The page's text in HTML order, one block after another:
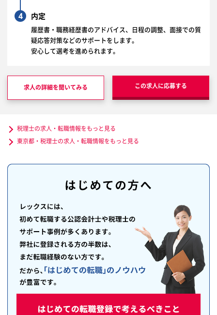
4 内定
履歴書・職務経歴書のアドバイス、日程の調整、面接での質
疑応答対策などのサポートをします。
安心して選考を進められます。
求人の詳細を聞いてみる この求人に応募する
税理士の求人・転職情報をもっと見る
東京都・税理士の求人・転職情報をもっと見る